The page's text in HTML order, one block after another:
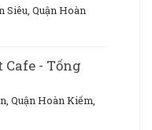
Siêu, Quận Hoàn
Cafe - Tống
Quận Hoàn Kiếm,